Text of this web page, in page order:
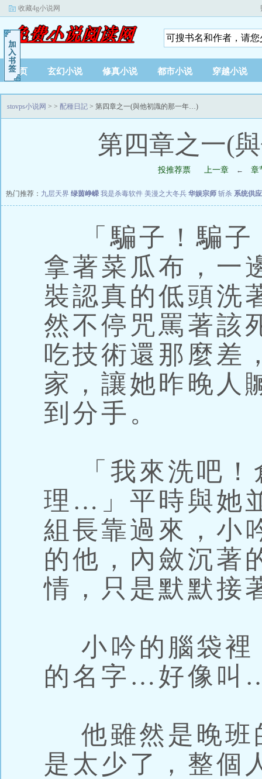
收藏4g小说网
首页 玄幻小说 修真小说 都市小说 穿越小说
stovps小说网 > > 配種日記 > 第四章之一(與他初識的那一年…)
第四章之一(
投推荐票 上一章 ← 章
热门推荐： 九层天界 绿茵峥嵘 我是杀毒软件 美漫之大冬兵 华娱宗师 斩杀 系统供
「騙子！騙子
拿著菜瓜布，一
裝認真的低頭洗
然不停咒罵著該
吃技術還那麼差
家，讓她昨晚人
到分手。
「我來洗吧！
理…」平時與她
組長靠過來，小
的他，內斂沉著
情，只是默默接
小吟的腦袋裡
的名字…好像
他雖然是晚班
是太少了，整個